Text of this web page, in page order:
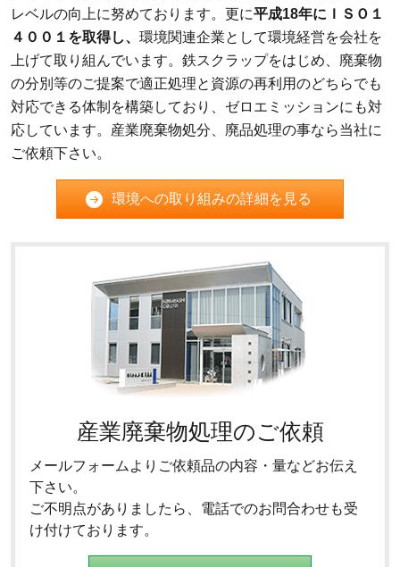
レベルの向上に努めております。更に平成18年にＩＳＯ１
４００１を取得し、 環境関連企業として環境経営を会社を
上げて取り組んでいます。鉄スクラップをはじめ、廃棄物
の分別等のご提案で適正処理と資源の再利用のどちらでも
対応できる体制を構築しており、ゼロエミッションにも対
応しています。産業廃棄物処分、廃品処理の事なら当社に
ご依頼下さい。
環境への取り組みの詳細を見る
産業廃棄物処理のご依頼
メールフォームよりご依頼品の内容・量などお伝え
下さい。
ご不明点がありましたら、電話でのお問合わせも受
け付けております。